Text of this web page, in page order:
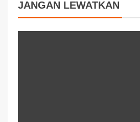
JANGAN LEWATKAN